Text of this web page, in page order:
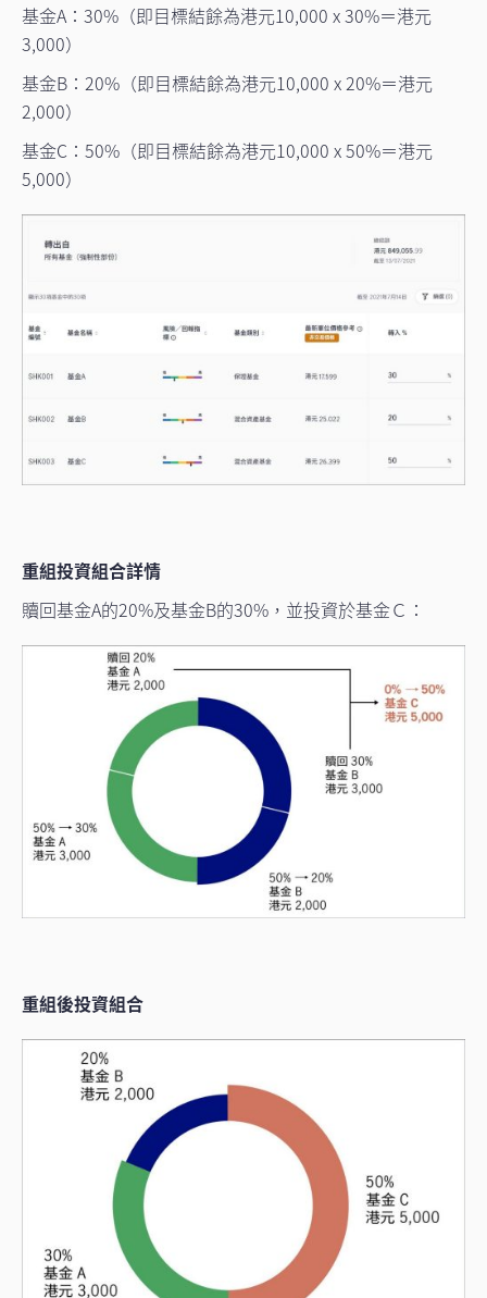
基金A：30%（即目標結餘為港元10,000 x 30%＝港元
3,000）
基金B：20%（即目標結餘為港元10,000 x 20%＝港元
2,000）
基金C：50%（即目標結餘為港元10,000 x 50%＝港元
5,000）
重組投資組合詳情
贖回基金A的20%及基金B的30%，並投資於基金Ｃ：
重組後投資組合